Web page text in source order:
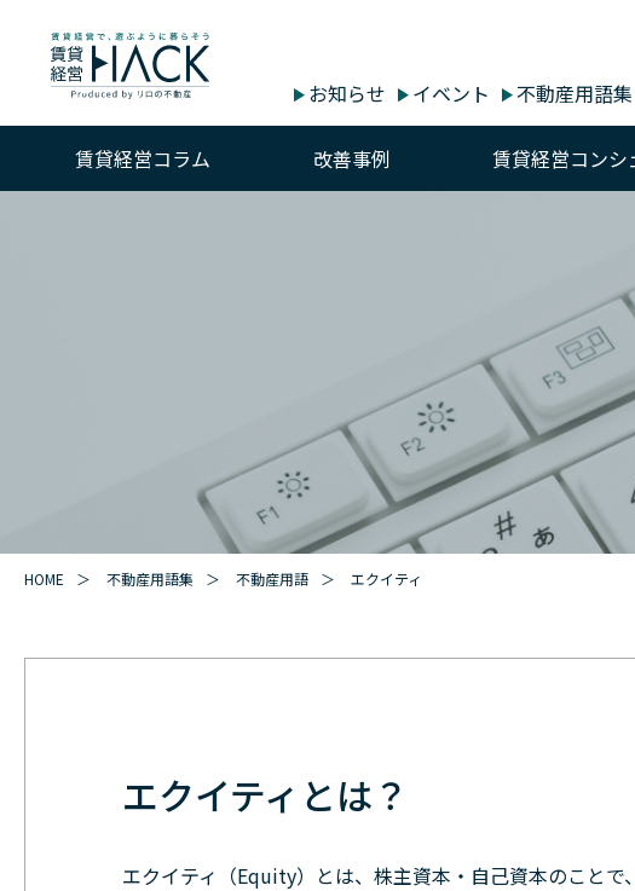
お知らせ イベント 不動産用語集
賃貸経営コラム 改善事例 賃貸経営コンシ
HOME 不動産用語集 不動産用語 エクイティ
エクイティとは？
エクイティ（Equity）とは、株主資本・自己資本のこと